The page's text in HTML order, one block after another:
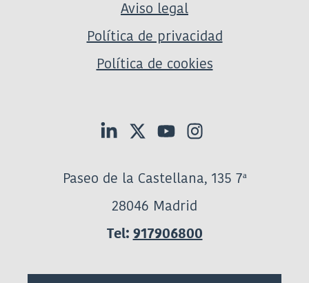
Aviso legal
Política de privacidad
Política de cookies
Paseo de la Castellana, 135 7ª
28046 Madrid
Tel: 917906800